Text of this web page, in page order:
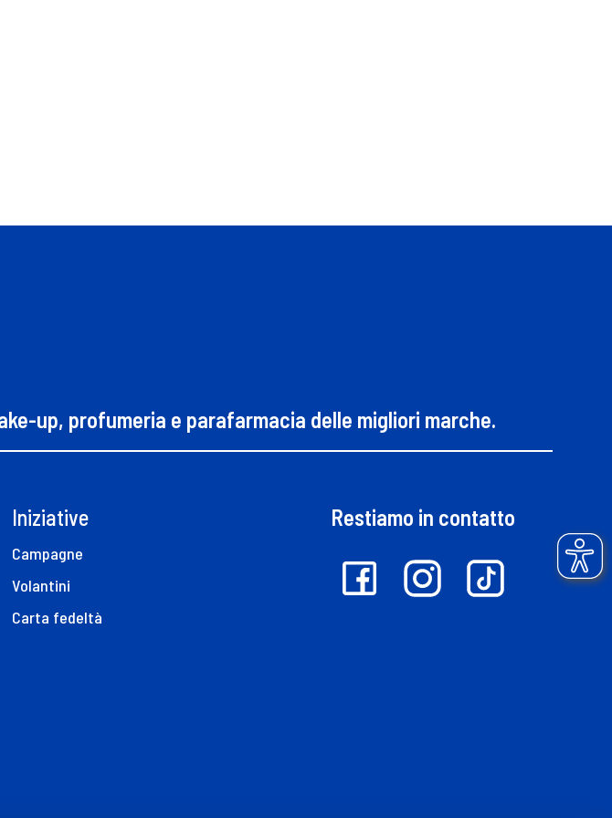
up, profumeria e parafarmacia delle migliori marche.
Iniziative
Campagne
Volantini
Carta fedeltà
Restiamo in contatto